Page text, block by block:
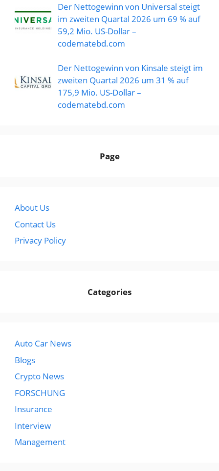
Der Nettogewinn von Universal steigt
im zweiten Quartal 2026 um 69 % auf
59,2 Mio. US-Dollar –
codematebd.com
Der Nettogewinn von Kinsale steigt im
zweiten Quartal 2026 um 31 % auf
175,9 Mio. US-Dollar –
codematebd.com
Page
About Us
Contact Us
Privacy Policy
Categories
Auto Car News
Blogs
Crypto News
FORSCHUNG
Insurance
Interview
Management